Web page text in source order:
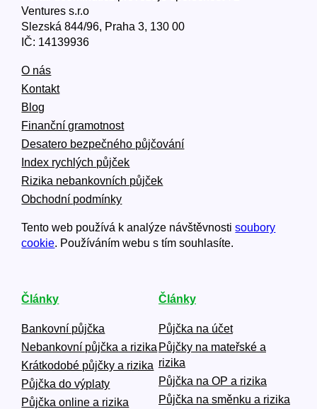
Ventures s.r.o
Slezská 844/96, Praha 3, 130 00
IČ: 14139936
O nás
Kontakt
Blog
Finanční gramotnost
Desatero bezpečného půjčování
Index rychlých půjček
Rizika nebankovních půjček
Obchodní podmínky
Tento web používá k analýze návštěvnostisoubory
cookie. Používáním webu s tím souhlasíte.
Články
Bankovní půjčka
Nebankovní půjčka a rizika
Krátkodobé půjčky a rizika
Půjčka do výplaty
Půjčka online a rizika
Články
Půjčka na účet
Půjčky na mateřské a
rizika
Půjčka na OP a rizika
Půjčka na směnku a rizika